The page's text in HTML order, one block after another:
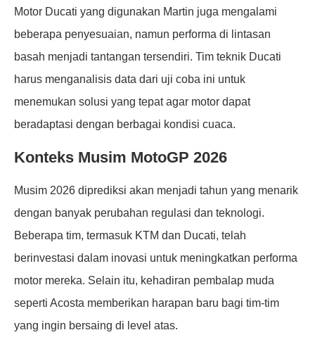
Motor Ducati yang digunakan Martin juga mengalami
beberapa penyesuaian, namun performa di lintasan
basah menjadi tantangan tersendiri. Tim teknik Ducati
harus menganalisis data dari uji coba ini untuk
menemukan solusi yang tepat agar motor dapat
beradaptasi dengan berbagai kondisi cuaca.
Konteks Musim MotoGP 2026
Musim 2026 diprediksi akan menjadi tahun yang menarik
dengan banyak perubahan regulasi dan teknologi.
Beberapa tim, termasuk KTM dan Ducati, telah
berinvestasi dalam inovasi untuk meningkatkan performa
motor mereka. Selain itu, kehadiran pembalap muda
seperti Acosta memberikan harapan baru bagi tim-tim
yang ingin bersaing di level atas.